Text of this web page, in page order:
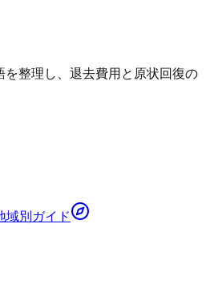
整理し、退去費用と原状回復の
域別ガイド